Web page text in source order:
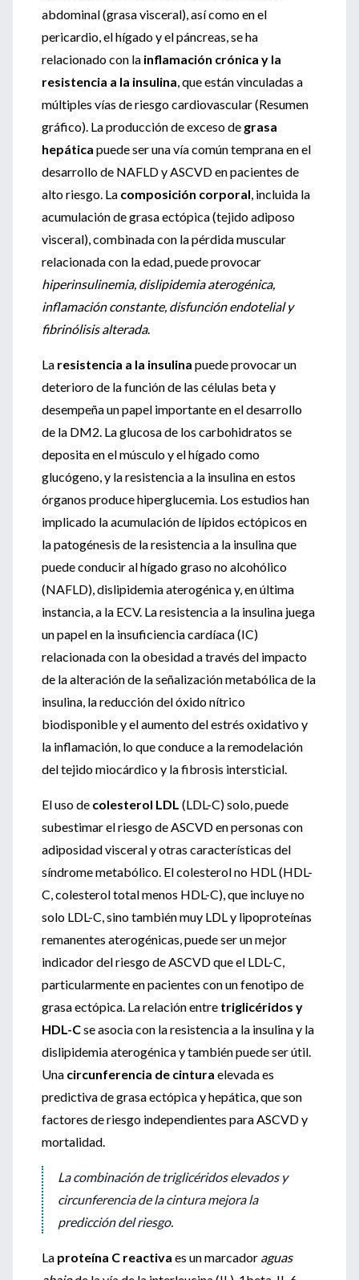
abdominal (grasa visceral), así como en el
pericardio, el hígado y el páncreas, se ha
relacionado con la inflamación crónica y la
resistencia a la insulina, que están vinculadas a
múltiples vías de riesgo cardiovascular (Resumen
gráfico). La producción de exceso de grasa
hepática puede ser una vía común temprana en el
desarrollo de NAFLD y ASCVD en pacientes de
alto riesgo. La composición corporal, incluida la
acumulación de grasa ectópica (tejido adiposo
visceral), combinada con la pérdida muscular
relacionada con la edad, puede provocar
hiperinsulinemia, dislipidemia aterogénica,
inflamación constante, disfunción endotelial y
fibrinólisis alterada.
La resistencia a la insulina puede provocar un
deterioro de la función de las células beta y
desempeña un papel importante en el desarrollo
de la DM2. La glucosa de los carbohidratos se
deposita en el músculo y el hígado como
glucógeno, y la resistencia a la insulina en estos
órganos produce hiperglucemia. Los estudios han
implicado la acumulación de lípidos ectópicos en
la patogénesis de la resistencia a la insulina que
puede conducir al hígado graso no alcohólico
(NAFLD), dislipidemia aterogénica y, en última
instancia, a la ECV. La resistencia a la insulina juega
un papel en la insuficiencia cardíaca (IC)
relacionada con la obesidad a través del impacto
de la alteración de la señalización metabólica de la
insulina, la reducción del óxido nítrico
biodisponible y el aumento del estrés oxidativo y
la inflamación, lo que conduce a la remodelación
del tejido miocárdico y la fibrosis intersticial.
El uso de colesterol LDL (LDL-C) solo, puede
subestimar el riesgo de ASCVD en personas con
adiposidad visceral y otras características del
síndrome metabólico. El colesterol no HDL (HDL-
C, colesterol total menos HDL-C), que incluye no
solo LDL-C, sino también muy LDL y lipoproteínas
remanentes aterogénicas, puede ser un mejor
indicador del riesgo de ASCVD que el LDL-C,
particularmente en pacientes con un fenotipo de
grasa ectópica. La relación entre triglicéridos y
HDL-Cse asocia con la resistencia a la insulina y la
dislipidemia aterogénica y también puede ser útil.
Una circunferencia de cintura elevada es
predictiva de grasa ectópica y hepática, que son
factores de riesgo independientes para ASCVD y
mortalidad.
La combinación de triglicéridos elevados y
circunferencia de la cintura mejora la
predicción del riesgo.
La proteína C reactiva es un marcador aguas